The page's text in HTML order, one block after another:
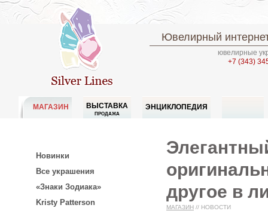
Ювелирный
ювелирные
+7 (343)
МАГАЗИН ВЫСТАВКА
ПРОДАЖА
ЭНЦИКЛОПЕДИЯ
Новинки
Все украшения
«Знаки Зодиака»
Kristy Patterson
другое в
МАГАЗИН // НОВОСТИ